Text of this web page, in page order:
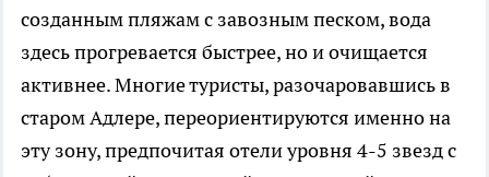
созданным пляжам с завозным песком, вода
здесь прогревается быстрее, но и очищается
активнее. Многие туристы, разочаровавшись в
старом Адлере, переориентируются именно на
эту зону, предпочитая отели уровня 4-5 звезд с